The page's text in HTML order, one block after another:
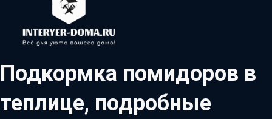
Подкормка помидоров в
теплице, подробные